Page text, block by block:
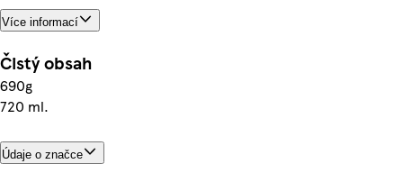
Více informací
Čistý obsah
690g
720 ml.
Údaje o značce